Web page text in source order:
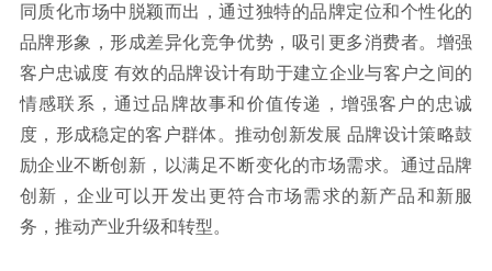
同质化市场中脱颖而出，通过独特的品牌定位和个性化的
品牌形象，形成差异化竞争优势，吸引更多消费者。增强
客户忠诚度 有效的品牌设计有助于建立企业与客户之间的
情感联系，通过品牌故事和价值传递，增强客户的忠诚
度，形成稳定的客户群体。推动创新发展 品牌设计策略鼓
励企业不断创新，以满足不断变化的市场需求。通过品牌
创新，企业可以开发出更符合市场需求的新产品和新服
务，推动产业升级和转型。